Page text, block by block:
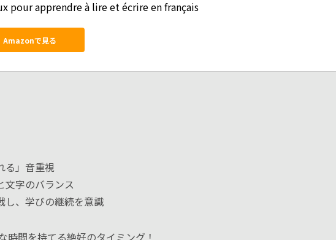
pour apprendre à lire et écrire en français
Amazonで見る
る」音重視
文字のバランス
し、学びの継続を意識